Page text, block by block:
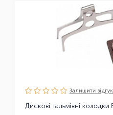
Залишити вiдгук